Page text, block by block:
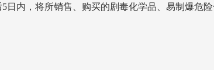
5日内，将所销售、购买的剧毒化学品、易制爆危